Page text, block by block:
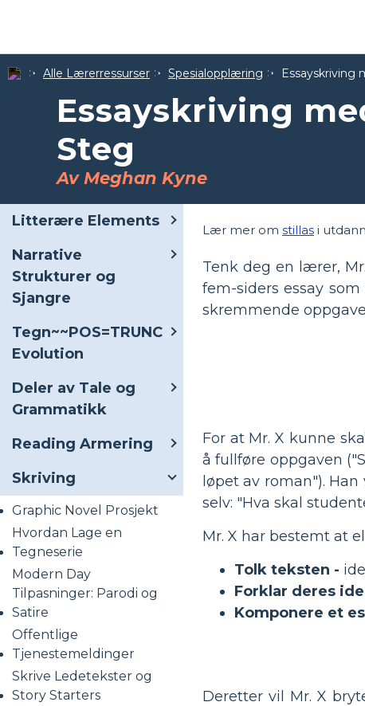
Alle Lærerressurser Spesialopplæring Essayskriving
Essayskriving
Steg
Av Meghan Kyne
Litterære Elements
Narrative
Strukturer og
Sjangre
Tegn~~POS=TRUNC
Evolution
Deler av Tale og
Grammatikk
Reading Armering
Skriving
Graphic Novel Prosjekt
Hvordan Lage en
Tegneserie
Modern Day
Tilpasninger: Parodi og
Satire
Offentlige
Tjenestemeldinger
Skrive Ledetekster og
Story Starters
Lær mer om stillas i
Tenk deg en lærer,
fem-siders essay
skremmende
For at Mr. X kunne
å fullføre oppgaven
løpet av roman").
selv: "Hva skal
Mr. X har bestemt at
Tolk teksten -
Forklar deres
Komponere et
Deretter vil Mr. X